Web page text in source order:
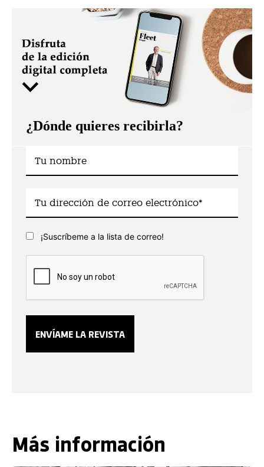
¿Dónde quieres recibirla?
¡Suscríbeme a la lista de correo!
Más información